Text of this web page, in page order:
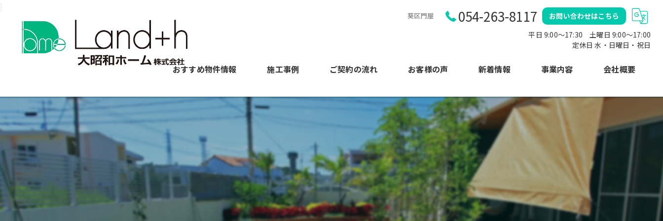
葵区門屋 054-263-8117
お問い合わせはこちら
平日 9:00～17:30 土曜日 9:00〜17:00
定休日 水・日曜日・祝日
おすすめ物件情報 施工事例 ご契約の流れ お客様の声 新着情報 事業内容 会社概要